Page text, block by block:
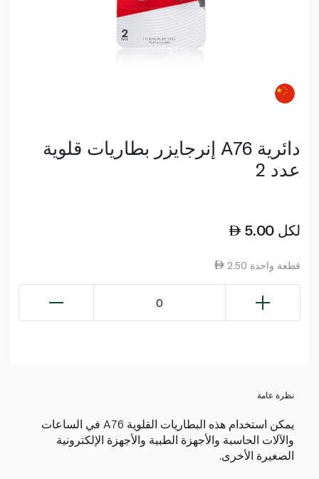
إنرجايزر بطاريات قلوية A76 دائرية
عدد 2
5.00 لكل
2.50 قطعة واحدة
0
نظرة عامة
يمكن استخدام هذه البطاريات القلوية A76 في الساعات
والآلات الحاسبة والأجهزة الطبية والأجهزة الإلكترونية
الصغيرة الأخرى.